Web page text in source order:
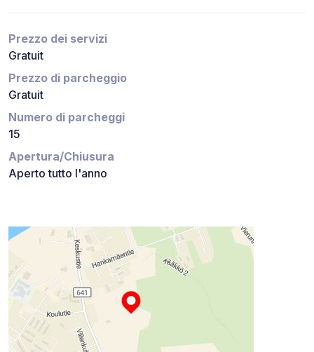
Prezzo dei servizi
Gratuit
Prezzo di parcheggio
Gratuit
Numero di parcheggi
15
Apertura/Chiusura
Aperto tutto l'anno